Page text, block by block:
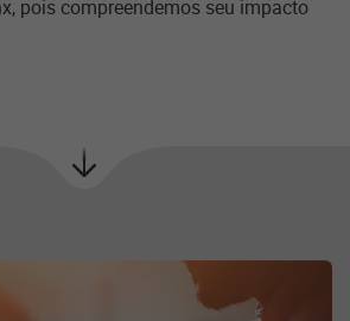
pois compreendemos seu impacto